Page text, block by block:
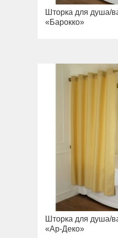
Шторка для душа/
«Барокко»
Шторка для душа/
«Ар-Деко»